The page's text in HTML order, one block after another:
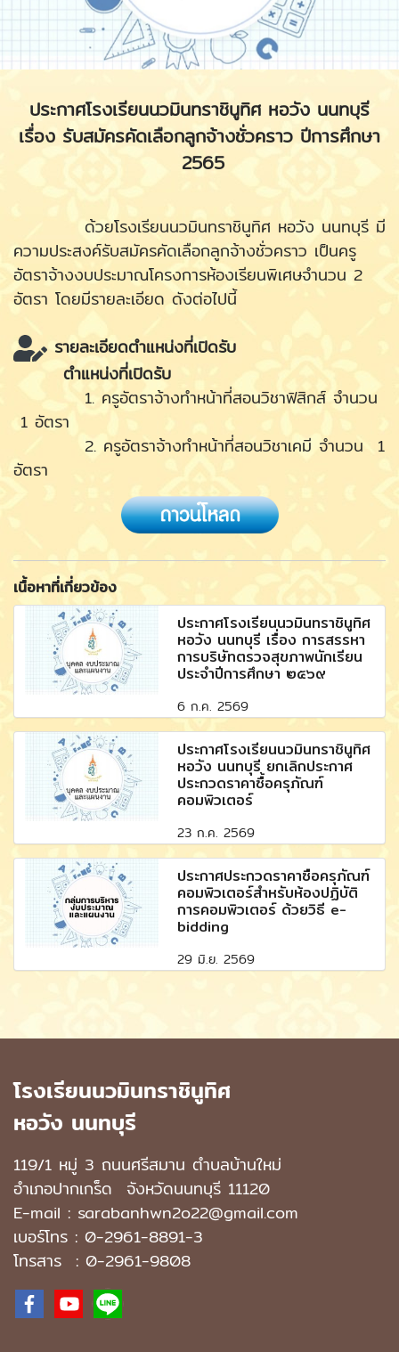
ประกาศโรงเรียนนวมินทราชินูทิศ หอวัง นนทบุรี
เรื่อง รับสมัครคัดเลือกลูกจ้างชั่วคราว ปีการศึกษา
2565
ด้วยโรงเรียนนวมินทราชินูทิศ หอวัง นนทบุรี มี
ความประสงค์รับสมัครคัดเลือกลูกจ้างชั่วคราว เป็นครู
อัตราจ้างงบประมาณโครงการห้องเรียนพิเศษจำนวน 2
อัตรา โดยมีรายละเอียด ดังต่อไปนี้
รายละเอียดตำแหน่งที่เปิดรับ
ตำแหน่งที่เปิดรับ
1. ครูอัตราจ้างทำหน้าที่สอนวิชาฟิสิกส์ จำนวน
1 อัตรา
2. ครูอัตราจ้างทำหน้าที่สอนวิชาเคมี จำนวน 1
อัตรา
เนื้อหาที่เกี่ยวข้อง
ประกาศโรงเรียนนวมินทราชินูทิศ
หอวัง นนทบุรี เรื่อง การสรรหา
การบริษัทตรวจสุขภาพนักเรียน
ประจำปีการศึกษา ๒๕๖๙
6 ก.ค. 2569
ประกาศโรงเรียนนวมินทราชินูทิศ
หอวัง นนทบุรี ยกเลิกประกาศ
ประกวดราคาซื้อครุภัณฑ์
คอมพิวเตอร์
23 ก.ค. 2569
ประกาศประกวดราคาซื้อครุภัณฑ์
คอมพิวเตอร์สำหรับห้องปฏิบัติ
การคอมพิวเตอร์ ด้วยวิธี e-
bidding
29 มิ.ย. 2569
โรงเรียนนวมินทราชินูทิศ
หอวัง นนทบุรี
119/1 หมู่ 3 ถนนศรีสมาน ตำบลบ้านใหม่
อำเภอปากเกร็ด จังหวัดนนทบุรี 11120
E-mail : sarabanhwn2o22@gmail.com
เบอร์โทร : 0-2961-8891-3
โทรสาร : 0-2961-9808